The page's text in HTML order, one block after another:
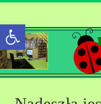
Open toolbar